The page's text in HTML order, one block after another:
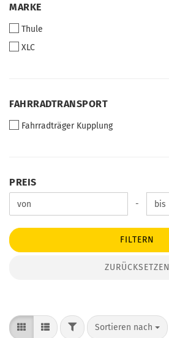
MARKE
MARKE
Thule
XLC
FAHRRADTRANSPORT
FAHRRADTRANSPORT
Fahrradträger Kupplung
PREIS
PREIS
Preis bis -
FILTERN
ZURÜCKSETZEN
FILTERSortieren nach
Sortieren nach